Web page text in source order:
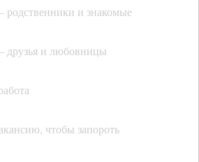
родственники и знакомые
друзья и любовницы
чтобы запороть